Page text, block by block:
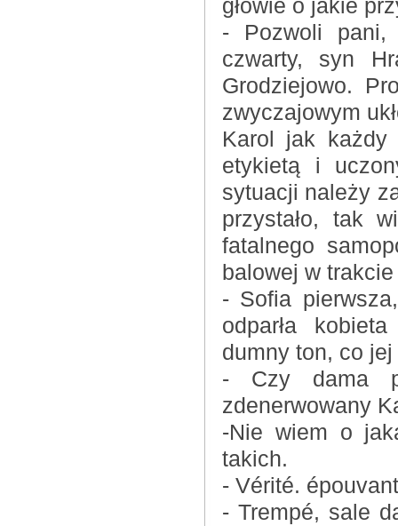
głowie o jakie
- Pozwoli pani,
czwarty, syn
Grodziejowo.
zwyczajowym
Karol jak każdy
etykietą i
sytuacji należy
przystało, tak
fatalnego
balowej w
- Sofia
odparła
dumny ton, co
- Czy dama
zdenerwowany
-Nie wiem o
takich.
- Vérité.
- Trempé, sale